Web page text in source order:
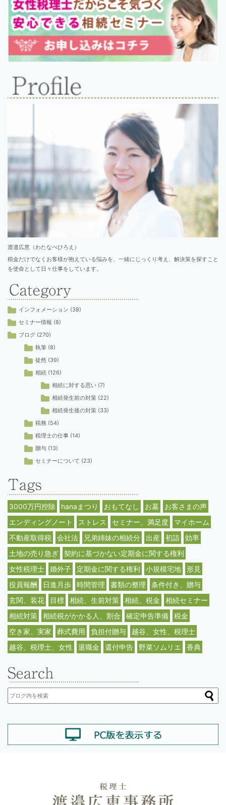
渡邉広恵（わたなべひろえ）
税金だけでなくお客様が抱えている悩みを、一緒にじっくり考え、解決策を探すこと
を使命として日々仕事をしています。
インフォメーション (38)
セミナー情報 (8)
ブログ (270)
執筆 (8)
徒然 (39)
相続 (126)
相続に対する思い (7)
相続発生前の対策 (22)
相続発生後の対策 (33)
税務 (54)
税理士の仕事 (14)
贈与 (13)
セミナーについて (23)
3000万円控除 hanaまつり おもてなし お墓
お客さまの声
エンディングノート
ストレス セミナー、満足度
マイホーム
不動産取得税
会社法 兄弟姉妹の相続分 出産 初詣
効率
土地の売り急ぎ
契約に基づかない定期金に関する権利
女性税理士
婚外子 定期金に関する権利 小規模宅地
形見
役員報酬
日進月歩 時間管理 書類の整理
条件付き、贈与
玄関、装花
目標 相続、生前対策 相続、税金
相続セミナー
相続対策
相続税がかかる人、割合 確定申告準備
税金
空き家、実家
葬式費用 負担付贈与
越谷、女性、税理士
越谷、税理士、女性
退職金 還付申告 野菜ソムリエ 香典